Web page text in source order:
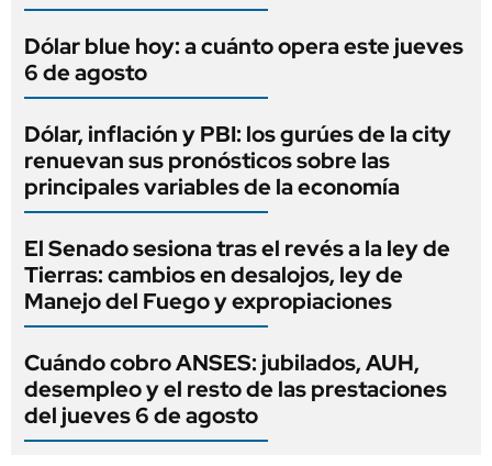
Dólar blue hoy: a cuánto opera este jueves
6 de agosto
Dólar, inflación y PBI: los gurúes de la city
renuevan sus pronósticos sobre las
principales variables de la economía
El Senado sesiona tras el revés a la ley de
Tierras: cambios en desalojos, ley de
Manejo del Fuego y expropiaciones
Cuándo cobro ANSES: jubilados, AUH,
desempleo y el resto de las prestaciones
del jueves 6 de agosto